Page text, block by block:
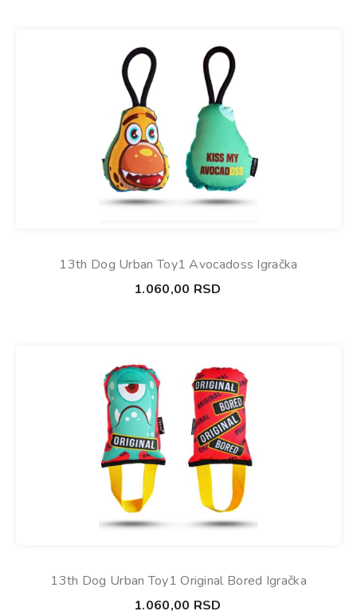
13th Dog Urban Toy1 Avocadoss Igračka
1.060,00 RSD
13th Dog Urban Toy1 Original Bored Igračka
1.060,00 RSD